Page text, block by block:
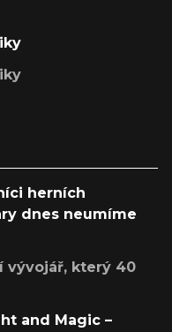
herních
dnes neumíme
vývojář, který 40
and Magic –